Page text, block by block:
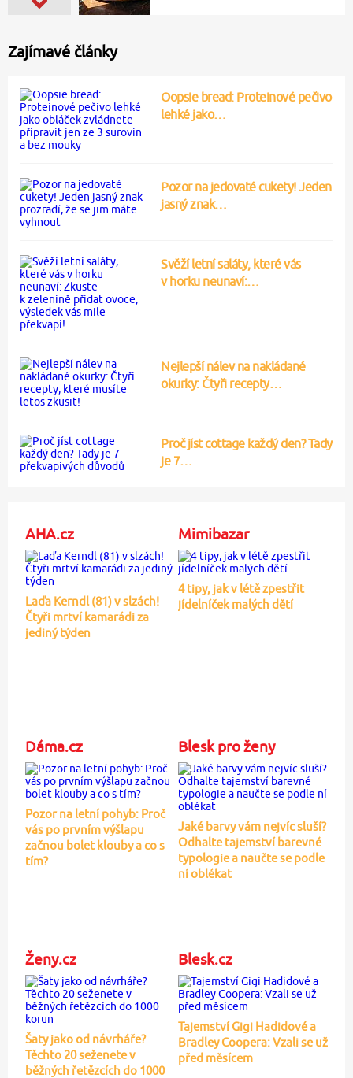
Zajímavé články
Oopsie bread: Proteinové pečivo
lehké jako…
Pozor na jedovaté cukety! Jeden
jasný znak…
Svěží letní saláty, které vás
v horku neunaví:…
Nejlepší nálev na nakládané
okurky: Čtyři recepty…
Proč jíst cottage každý den? Tady
je 7…
AHA.cz
Laďa Kerndl (81) v slzách!
Čtyři mrtví kamarádi za
jediný týden
Mimibazar
4 tipy, jak v létě zpestřit
jídelníček malých dětí
Dáma.cz
Pozor na letní pohyb: Proč
vás po prvním výšlapu
začnou bolet klouby a co s
tím?
Blesk pro ženy
Jaké barvy vám nejvíc sluší?
Odhalte tajemství barevné
typologie a naučte se podle
ní oblékat
Ženy.cz
Šaty jako od návrháře?
Těchto 20 seženete v
běžných řetězcích do 1000
Blesk.cz
Tajemství Gigi Hadidové a
Bradley Coopera: Vzali se už
před měsícem